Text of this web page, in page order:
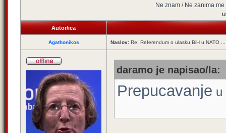
Ne znam / Ne zanima me
Autor/ica
Agathonikos Naslov: Re: Referendum o ulasku BiH u NATO ...
daramo je napisao/la:
Prepucavanje u